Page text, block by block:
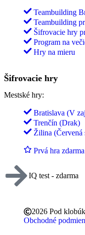
Teambuilding
Teambuilding
Šifrovacie hry
Program na
Hry na mieru
Šifrovacie hry
Mestské hry:
Bratislava (V
Trenčín (Drak)
Žilina (Červená
Prvá hra zdarma
IQ test - zdarma
2026 Pod
Obchodné